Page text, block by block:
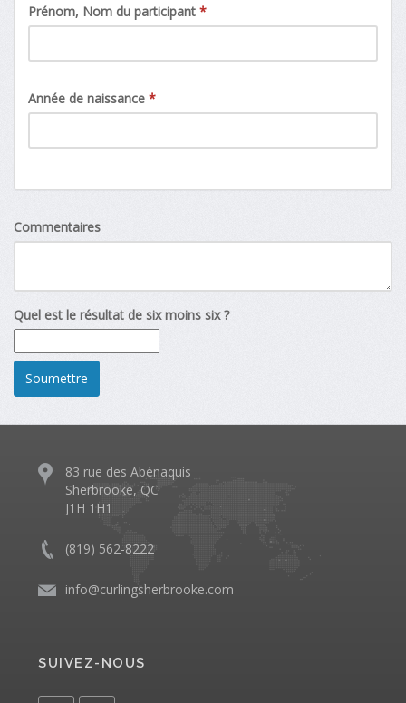
Prénom, Nom du participant *
Année de naissance *
Commentaires
Quel est le résultat de six moins six ?
83 rue des Abénaquis
Sherbrooke, QC
J1H 1H1
(819) 562-8222
info@curlingsherbrooke.com
SUIVEZ-NOUS